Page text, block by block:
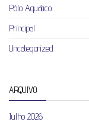
Pólo Aquático
Principal
Uncategorized
ARQUIVO
Julho 2026